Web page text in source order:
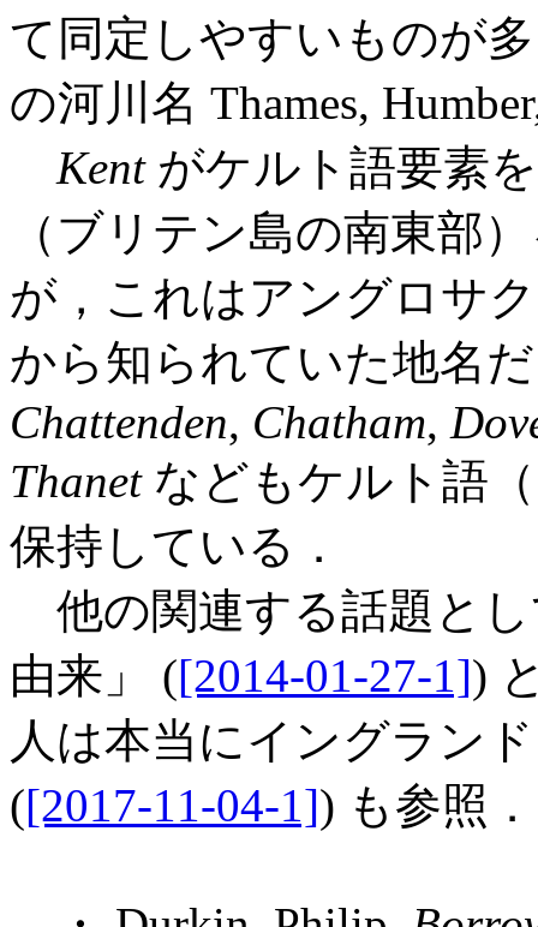
て同定しやすいものが
の河川名 Thames,
Kentがケルト語要素
（ブリテン島の南東部
が，これはアングロサ
から知られていた地名
Chattenden, Chatham,
Thanetなどもケルト語
保持している．
他の関連する話題とし
由来」 ([2014-01-27-1])
人は本当にイングラン
([2017-11-04-1]) も参照．